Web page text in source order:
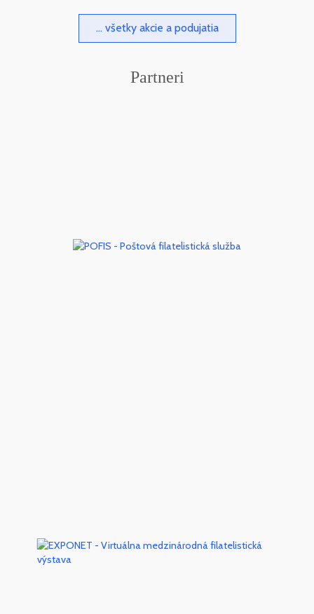
... všetky akcie a podujatia
Partneri